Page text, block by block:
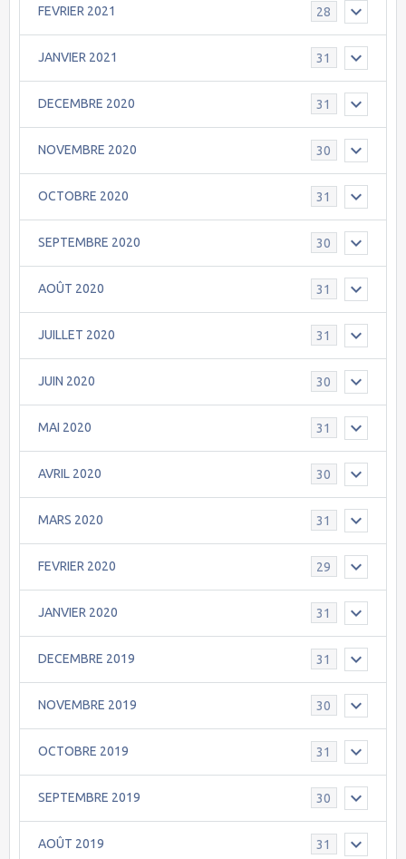
FEVRIER 2021 28
JANVIER 2021 31
DECEMBRE 2020 31
NOVEMBRE 2020 30
OCTOBRE 2020 31
SEPTEMBRE 2020 30
AOÛT 2020 31
JUILLET 2020 31
JUIN 2020 30
MAI 2020 31
AVRIL 2020 30
MARS 2020 31
FEVRIER 2020 29
JANVIER 2020 31
DECEMBRE 2019 31
NOVEMBRE 2019 30
OCTOBRE 2019 31
SEPTEMBRE 2019 30
AOÛT 2019 31